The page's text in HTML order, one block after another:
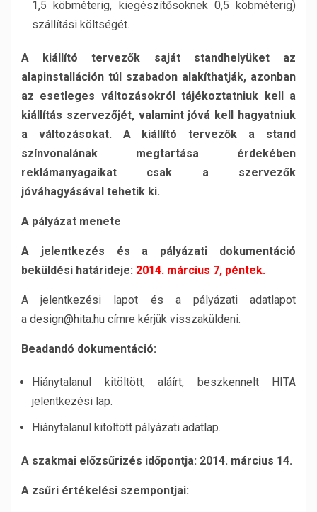
1,5 köbméterig, kiegészítősöknek 0,5 köbméterig)
szállítási költségét.
A kiállító tervezők saját standhelyüket az
alapinstalláción túl szabadon alakíthatják, azonban
az esetleges változásokról tájékoztatniuk kell a
kiállítás szervezőjét, valamint jóvá kell hagyatniuk
a változásokat. A kiállító tervezők a stand
színvonalának megtartása érdekében
reklámanyagaikat csak a szervezők
jóváhagyásával tehetik ki.
A pályázat menete
A jelentkezés és a pályázati dokumentáció
beküldési határideje: 2014. március 7, péntek.
A jelentkezési lapot és a pályázati adatlapot
a design@hita.hu címre kérjük visszaküldeni.
Beadandó dokumentáció:
Hiánytalanul kitöltött, aláírt, beszkennelt HITA
jelentkezési lap.
Hiánytalanul kitöltött pályázati adatlap.
A szakmai előzsűrizés időpontja: 2014. március 14.
A zsűri értékelési szempontjai: